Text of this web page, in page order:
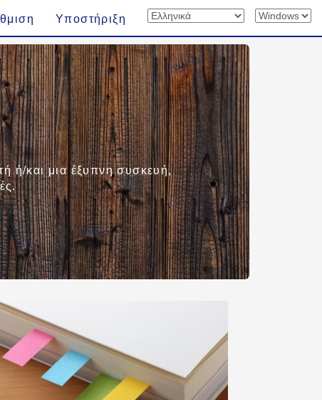
Υποστήριξη
ή/και μια έξυπνη συσκευή,